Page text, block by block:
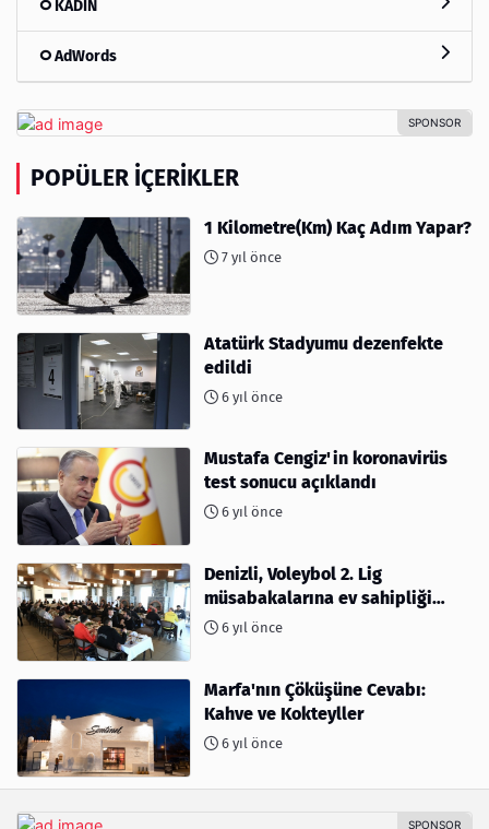
KADIN
AdWords
POPÜLER İÇERIKLER
1 Kilometre(Km) Kaç Adım Yapar?
7 yıl önce
Atatürk Stadyumu dezenfekte
edildi
6 yıl önce
Mustafa Cengiz'in koronavirüs
test sonucu açıklandı
6 yıl önce
Denizli, Voleybol 2. Lig
müsabakalarına ev sahipliği
yapıyor
6 yıl önce
Marfa'nın Çöküşüne Cevabı:
Kahve ve Kokteyller
6 yıl önce